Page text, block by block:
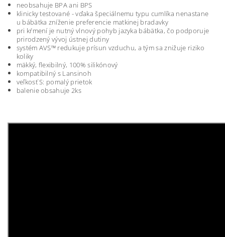
neobsahuje BPAani BPS
klinicky testované -vďaka špeciálnemu typu cumlíka nenastane
u bábätka zníženie preferencie matkinej bradavky
pri kŕmení je nutný vlnový pohyb jazyka bábätka, čo podporuje
prirodzený vývoj ústnej dutiny
systém AVS™ redukuje prísun vzduchu, a týmsa znižuje riziko
koliky
mäkký, flexibilný, 100% silikónový
kompatibilný s Lansinoh
veľkosť S: pomalý prietok
balenieobsahuje 2ks